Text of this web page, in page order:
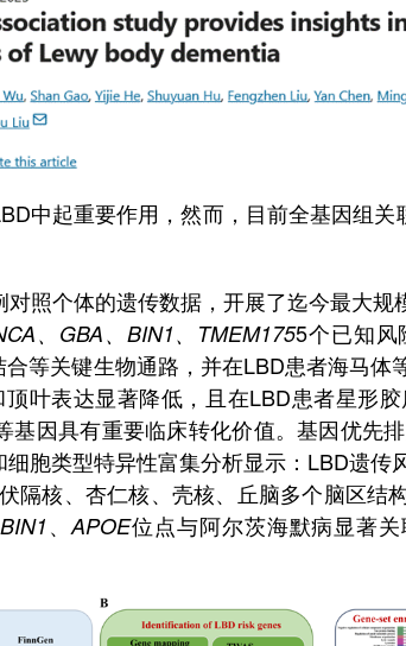
中起重要作用，然而，目前全基因组关
对照个体的遗传数据，开展了迄今最大规
、 GBA、 BIN1、 TMEM1755个已知风
等关键生物通路，并在LBD患者海马体
叶表达显著降低，且在LBD患者星形
基因具有重要临床转化价值。基因优先
细胞类型特异性富集分析显示： LBD遗传
隔核、杏仁核、壳核、丘脑多个脑区结
BIN1 、APOE位点与阿尔茨海默病显著关